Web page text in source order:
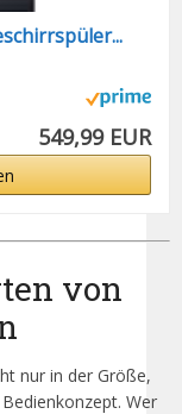
549,99 EUR
von
nur in der Größe,
Wer